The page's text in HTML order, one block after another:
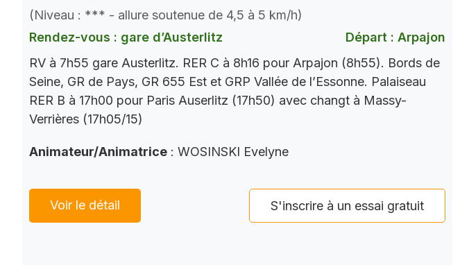
(Niveau : *** - allure soutenue de 4,5 à 5 km/h)
Rendez-vous : gare d’Austerlitz
Départ : Arpajon
RV à 7h55 gare Austerlitz. RER C à 8h16 pour Arpajon (8h55). Bords de
Seine, GR de Pays, GR 655 Est et GRP Vallée de l’Essonne. Palaiseau
RER B à 17h00 pour Paris Auserlitz (17h50) avec changt à Massy-
Verrières (17h05/15)
Animateur/Animatrice : WOSINSKI Evelyne
Voir le détail S'inscrire à un essai gratuit